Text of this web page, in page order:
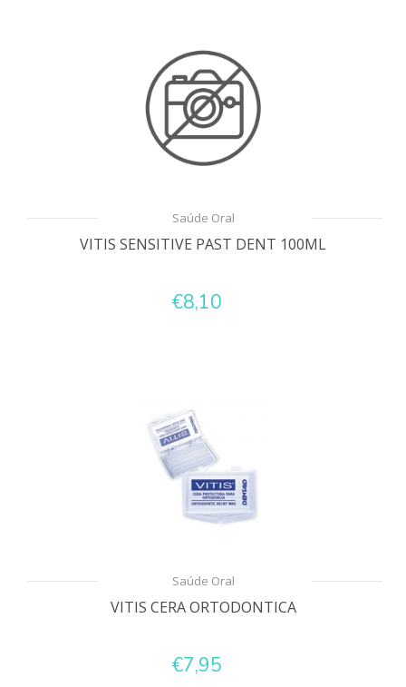
Saúde Oral
VITIS SENSITIVE PAST DENT 100ML
€8,10
Saúde Oral
VITIS CERA ORTODONTICA
€7,95